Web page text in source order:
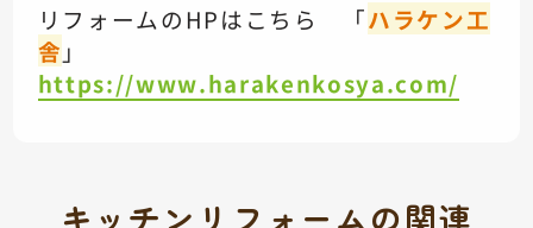
リフォームのHPはこちら 「ハラケン工
舎 」
https://www.harakenkosya.com/
キッチンリフォームの関連